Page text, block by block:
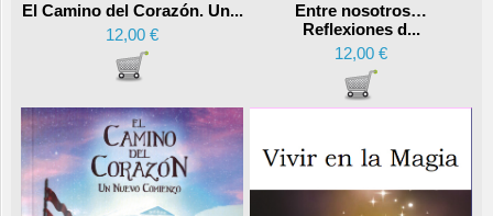
El Camino del Corazón. Un...
12,00 €
Entre nosotros…
Reflexiones d...
12,00 €